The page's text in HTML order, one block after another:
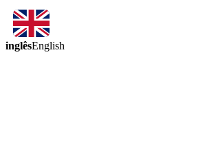
inglêsEnglish